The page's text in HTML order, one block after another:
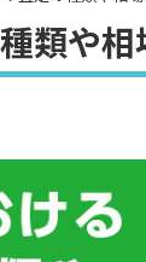
類や